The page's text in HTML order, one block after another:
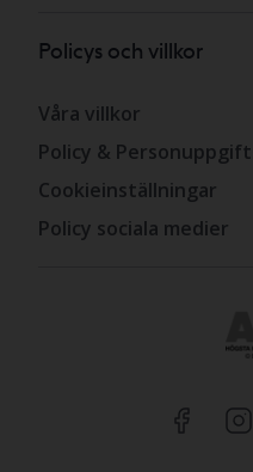
Policys och villkor
Våra villkor
Policy &
Cookieinställningar
Policy sociala medier